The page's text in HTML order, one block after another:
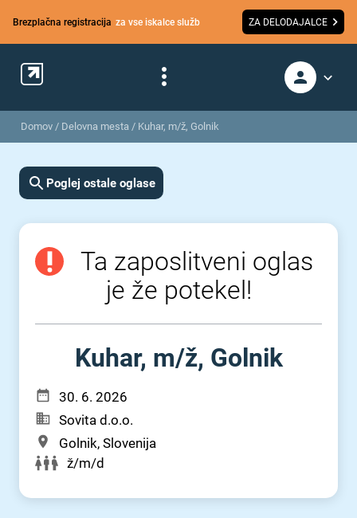
Brezplačna registracija za vse iskalce služb ZA DELODAJALCE
Domov / Delovna mesta / Kuhar, m/ž, Golnik
Poglej ostale oglase
Ta zaposlitveni oglas
je že potekel!
Kuhar, m⁠/⁠ž, Golnik
30. 6. 2026
Sovita d.o.o.
Golnik, Slovenija
ž/m/d